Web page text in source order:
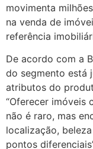
movimenta
na venda de
referência
De acordo com a
do segmento está
atributos do
“Oferecer imóveis
não é raro, mas
localização,
pontos